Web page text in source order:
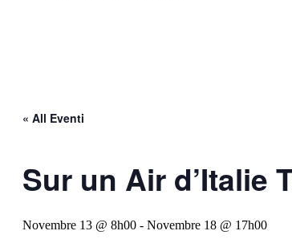
« All Eventi
Sur un Air d’Italie
Novembre 13 @ 8h00 - Novembre 18 @ 17h00